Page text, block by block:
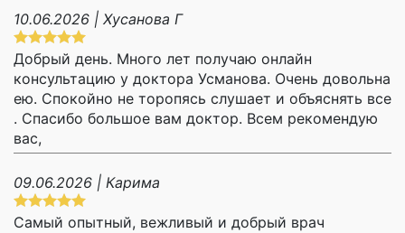
10.06.2026 | Хусанова Г
Добрый день. Много лет получаю онлайн
консультацию у доктора Усманова. Очень довольна
ею. Спокойно не торопясь слушает и объяснять все
. Спасибо большое вам доктор. Всем рекомендую
вас,
09.06.2026 | Карима
Самый опытный, вежливый и добрый врач